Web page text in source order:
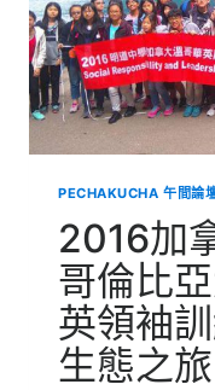
亞
大
學
(UBC)
菁
英
訓
練
營
暨
洛
磯
山
脈
生
PECHAKUCHA 午間論
2016加
哥倫比
英領袖
生態之旅